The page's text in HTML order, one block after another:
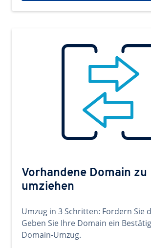
Vorhandene Domain zu
umziehen
Umzug in 3 Schritten: Fordern Sie
Geben Sie Ihre Domain ein
Domain-Umzug.